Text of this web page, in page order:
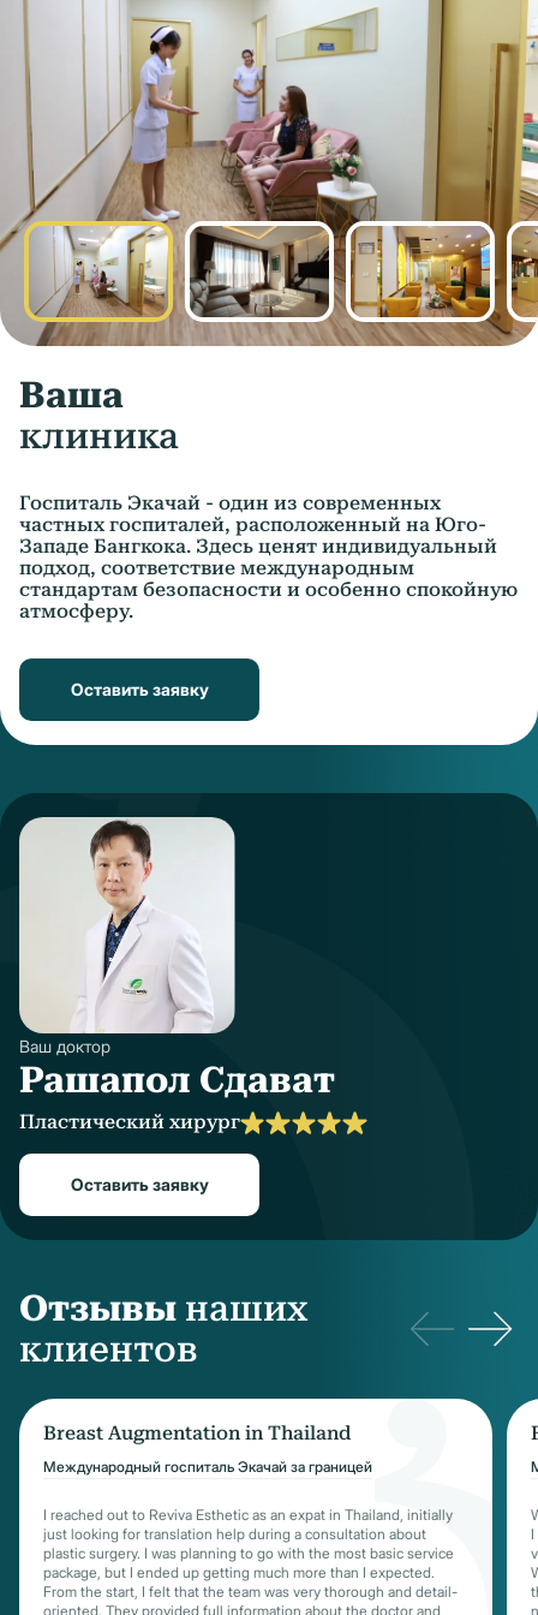
Ваша
клиника
Госпиталь Экачай - один из современных
частных госпиталей, расположенный на Юго-
Западе Бангкока. Здесь ценят индивидуальный
подход, соответствие международным
стандартам безопасности и особенно спокойную
атмосферу.
Оставить заявку
Ваш доктор
Рашапол Сдават
Пластический хирург
Оставить заявку
Отзывы наших
клиентов
Breast Augmentation in Thailand
Международный госпиталь Экачай за границей
I reached out to Reviva Esthetic as an expat in Thailand, initially
just looking for translation help during a consultation about
plastic surgery. I was planning to go with the most basic service
package, but I ended up getting much more than I expected.
From the start, I felt that the team was very thorough and detail-
oriented. They provided full information about the doctor and